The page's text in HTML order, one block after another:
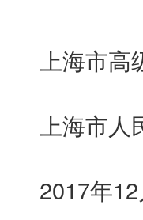
上海市
上海市
2017年